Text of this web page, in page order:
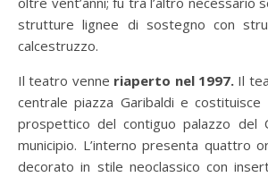
strutture lignee di sostegno con
calcestruzzo.
Il teatro venne riaperto nel 1997. Il
centrale piazza Garibaldi e costituisce
prospettico del contiguo palazzo del
municipio. L’interno presenta quattro
decorato in stile neoclassico con